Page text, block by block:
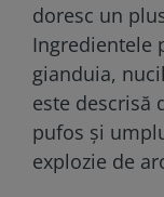
doresc un
Ingredientele
gianduia,
este descrisă
pufos și
explozie de